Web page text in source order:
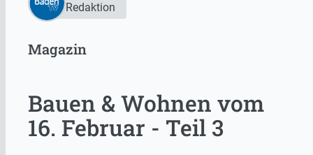
Redaktion
Magazin
Bauen & Wohnen vom
16. Februar - Teil 3